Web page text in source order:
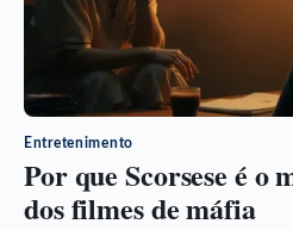
Entretenimento
Por que Scorsese é o
dos filmes de máfia